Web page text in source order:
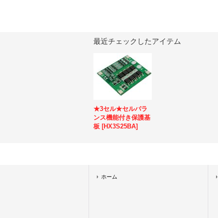
最近チェックしたアイテム
★3セル★セルバラ
ンス機能付き保護基
板 [HX3S25BA]
ホーム